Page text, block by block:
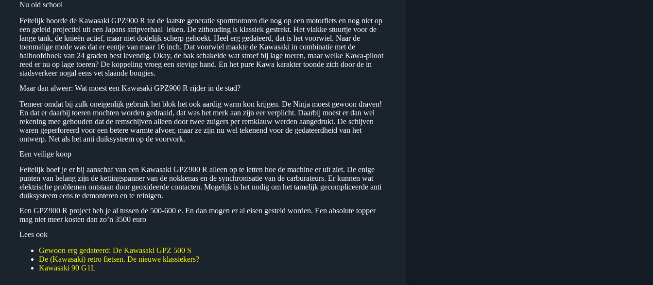
Nu old school
Feitelijk hoorde de Kawasaki GPZ900 R tot de laatste generatie sportmotoren die nog op een motorfiets en nog niet op
een geleid projectiel uit een Japans stripverhaal leken. De zithouding is klassiek gestrekt. Het vlakke stuurtje voor de
lange tank, de knieën actief, maar niet dodelijk scherp gehoekt. Heel erg gedateerd, dat is het voorwiel. Naar de
toenmalige mode was dat er eentje van maar 16 inch. Dat voorwiel maakte de Kawasaki in combinatie met de
balhoofdhoek van 24 graden best levendig. Okay, de bak schakelde wat stroef bij lage toeren, maar welke Kawa-piloot
reed er nu op lage toeren? De koppeling vroeg een stevige hand. En het pure Kawa karakter toonde zich door de in
stadsverkeer nogal eens vet slaande bougies.
Maar dan alweer: Wat moest een Kawasaki GPZ900 R rijder in de stad?
Temeer omdat bij zulk oneigenlijk gebruik het blok het ook aardig warm kon krijgen. De Ninja moest gewoon draven!
En dat er daarbij toeren mochten worden gedraaid, dat was het merk aan zijn eer verplicht. Daarbij moest er dan wel
rekening mee gehouden dat de remschijven alleen door twee zuigers per remklauw werden aangedrukt. De schijven
waren geperforeerd voor een betere warmte afvoer, maar ze zijn nu wel tekenend voor de gedateerdheid van het
ontwerp. Net als het anti duiksysteem op de voorvork.
Een veilige koop
Feitelijk hoef je er bij aanschaf van een Kawasaki GPZ900 R alleen op te letten hoe de machine er uit ziet. De enige
punten van belang zijn de kettingspanner van de nokkenas en de synchronisatie van de carburateurs. Er kunnen wat
elektrische problemen ontstaan door geoxideerde contacten. Mogelijk is het nodig om het tamelijk gecompliceerde anti
duiksysteem eens te demonteren en te reinigen.
Een GPZ900 R project heb je al tussen de 500-600 e. En dan mogen er al eisen gesteld worden. Een absolute topper
mag niet meer kosten dan zo’n 3500 euro
Lees ook
Gewoon erg gedateerd: De Kawasaki GPZ 500 S
De (Kawasaki) retro fietsen. De nieuwe klassiekers?
Kawasaki 90 G1L